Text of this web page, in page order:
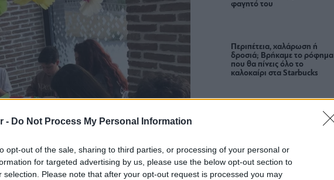
- Do Not Process My Personal Information
opt-out of the sale, sharing to third parties, or processing of your personal or
for targeted advertising by us, please use the below opt-out section to
selection. Please note that after your opt-out request is processed you may
φαγητό του
Περιπέτεια, χαλάρωση ή
δροσιά; Βρήκαμε το ρόφημα
που θα πίνεις όλο το
καλοκαίρι στα Starbucks
Αθηναϊκής Ριβιέρας